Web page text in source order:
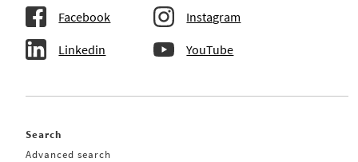
Facebook Instagram
Linkedin YouTube
Search
Advanced search